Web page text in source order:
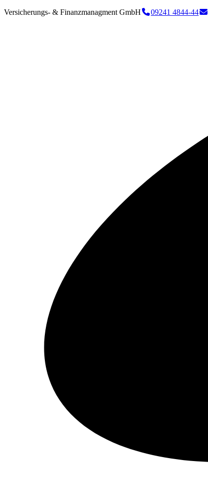
Versicherungs- & Finanzmanagment GmbH 09241 4844-44